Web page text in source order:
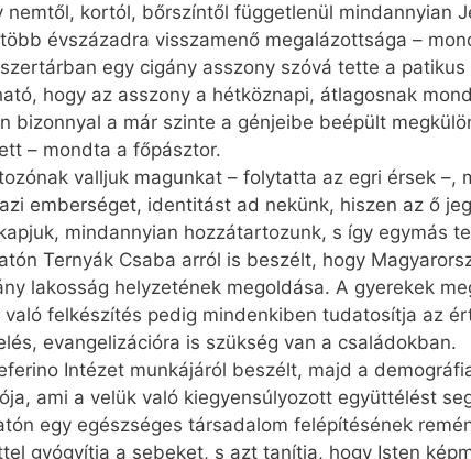
nemtől, kortól, bőrszíntől függetlenül mindannyian
évszázadra visszamenő megalázottsága –
egy cigány asszony szóvá tette a
hogy az asszony a hétköznapi, átlagosnak
bizonnyal a már szinte a génjeibe beépült
– mondta a főpásztor.
valljuk magunkat – folytatta az egri érsek –,
emberséget, identitást ad nekünk, hiszen az ő
mindannyian hozzátartozunk, s így egymás
Ternyák Csaba arról is beszélt, hogy
lakosság helyzetének megoldása. A gyerekek
felkészítés pedig mindenkiben tudatosítja az
evangelizációra is szükség van a családokban.
Intézet munkájáról beszélt, majd a
ami a velük való kiegyensúlyozott együttélést
egy egészséges társadalom felépítésének
gyógyítja a sebeket, s azt tanítja, hogy Isten